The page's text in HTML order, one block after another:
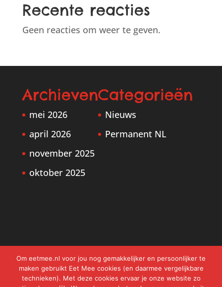
Recente reacties
Geen reacties om weer te geven.
Archieven
mei 2026
april 2026
november 2025
oktober 2025
Categorieën
Nieuws
Permanent NL
Om eetmee.nl voor jou nog gemakkelijker en persoonlijker te
maken gebruikt Eet Mee cookies (en daarmee vergelijkbare
technieken). Met deze cookies ervaar je onze website zo